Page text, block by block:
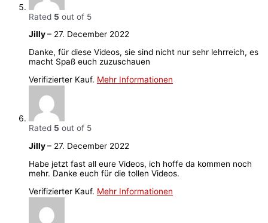
Rated 5 out of 5
Jilly– 27. December 2022
Danke, für diese Videos, sie sind nicht nur sehr lehrreich, es
macht Spaß euch zuzuschauen
Verifizierter Kauf. Mehr Informationen
Rated 5 out of 5
Jilly– 27. December 2022
Habe jetzt fast all eure Videos, ich hoffe da kommen noch
mehr. Danke euch für die tollen Videos.
Verifizierter Kauf. Mehr Informationen